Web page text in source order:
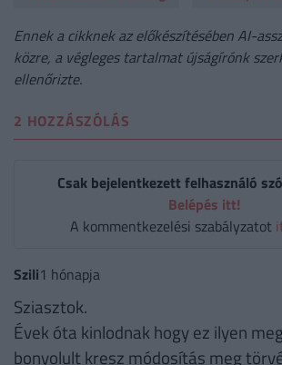
Ennek a cikknek az előkészítésében AI-
közre, a végleges tartalmat újságírónk
ellenőrizte.
2 HOZZÁSZÓLÁS
Csak bejelentkezett felhasználó
Belépés itt!
A kommentkezelési szabályzatot
Szili1 hónapja
Sziasztok.
Évek óta kinlodnak hogy ez ilyen
bonyolult kresz módosítás meg